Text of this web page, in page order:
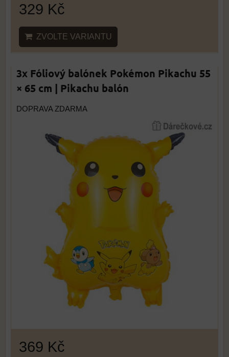
329 Kč
ZVOLTE VARIANTU
3x Fóliový balónek Pokémon Pikachu 55
× 65 cm | Pikachu balón
DOPRAVA ZDARMA
369 Kč